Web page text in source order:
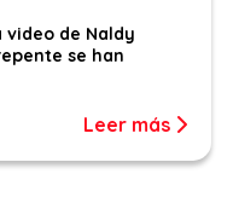
video de Naldy
se han
Leer más